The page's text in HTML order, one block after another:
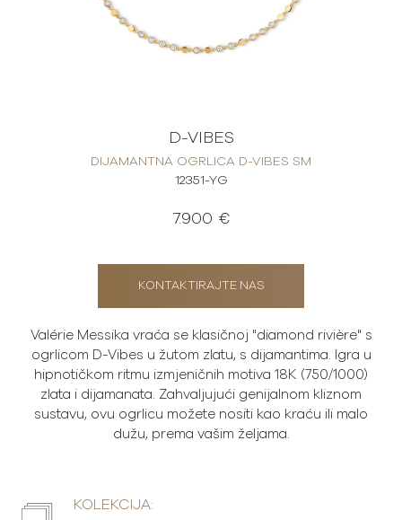
D-VIBES
DIJAMANTNA OGRLICA D-VIBES SM
12351-YG
7.900 €
KONTAKTIRAJTE NAS
Valérie Messika vraća se klasičnoj "diamond rivière" s
ogrlicom D-Vibes u žutom zlatu, s dijamantima. Igra u
hipnotičkom ritmu izmjeničnih motiva 18K (750/1000)
zlata i dijamanata. Zahvaljujući genijalnom kliznom
sustavu, ovu ogrlicu možete nositi kao kraću ili malo
dužu, prema vašim željama.
KOLEKCIJA: